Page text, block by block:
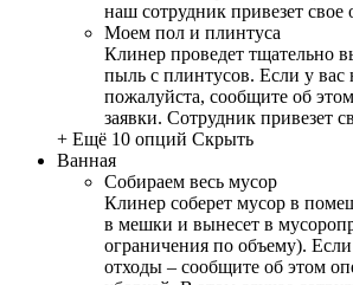
наш сотрудник привезет свое
Моем пол и плинтуса
Клинер проведет тщательно
пыль с плинтусов. Если у
пожалуйста, сообщите об
заявки. Сотрудник привезет
+ Ещё 10 опций Скрыть
Ванная
Собираем весь мусор
Клинер соберет мусор в
в мешки и вынесет в
ограничения по объему).
отходы – сообщите об этом